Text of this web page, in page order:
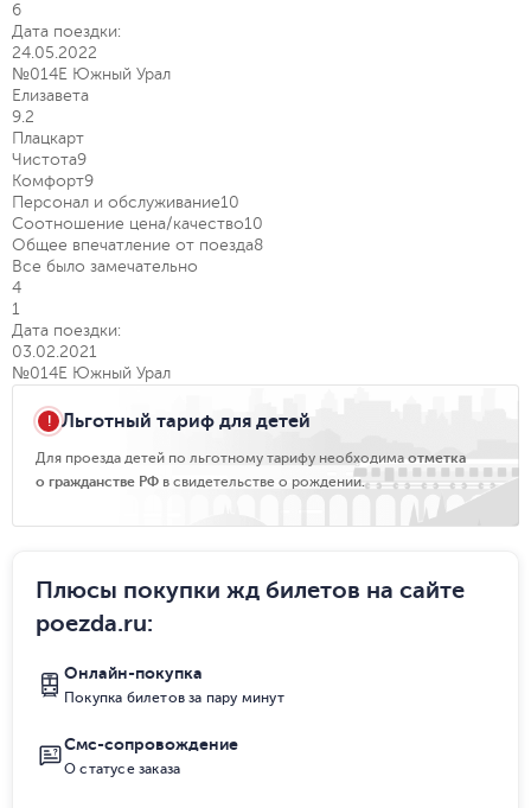
6
Дата поездки:
24.05.2022
№014Е Южный Урал
Елизавета
9.2
Плацкарт
Чистота9
Комфорт9
Персонал и обслуживание10
Соотношение цена/качество10
Общее впечатление от поезда8
Все было замечательно
4
1
Дата поездки:
03.02.2021
№014Е Южный Урал
Льготный тариф для детей
Для проезда детей по льготному тарифу необходима отметка
о гражданстве РФ в свидетельстве о рождении.
Плюсы покупки жд билетов на сайте
poezda.ru:
Онлайн-покупка
Покупка билетов за пару минут
Смс-сопровождение
О статусе заказа